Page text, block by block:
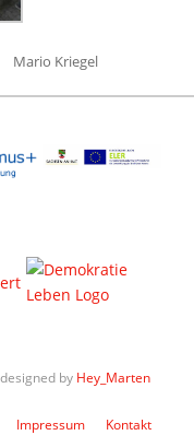
Mario Kriegel
by Hey_Marten
Impressum Kontakt